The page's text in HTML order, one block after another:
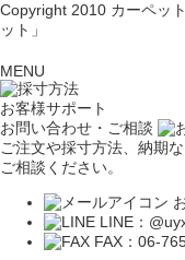
Copyright 2010 カーペッ
ット」
MENU
お客様サポート
お問い合わせ・ご相談
ご注文や採寸方法、納期
ご相談ください。
LINE：
FAX：06-